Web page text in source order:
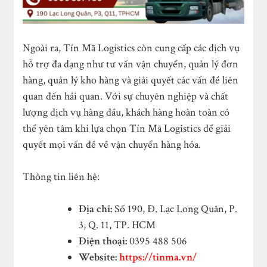
Ngoài ra, Tín Mã Logistics còn cung cấp các dịch vụ
hỗ trợ đa dạng như tư vấn vận chuyển, quản lý đơn
hàng, quản lý kho hàng và giải quyết các vấn đề liên
quan đến hải quan. Với sự chuyên nghiệp và chất
lượng dịch vụ hàng đầu, khách hàng hoàn toàn có
thể yên tâm khi lựa chọn Tín Mã Logistics để giải
quyết mọi vấn đề về vận chuyển hàng hóa.
Thông tin liên hệ:
Địa chỉ:Số 190, Đ. Lạc Long Quân, P.
3, Q. 11, TP. HCM
Điện thoại:0395 488 506
Website:https://tinma.vn/